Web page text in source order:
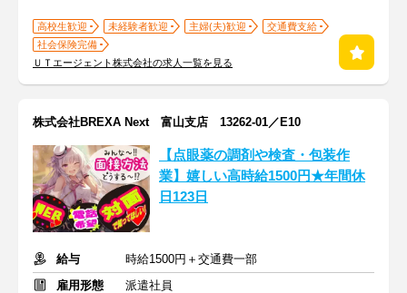
高校生歓迎 未経験者歓迎 主婦(夫)歓迎
交通費支給
社会保険完備
ＵＴエージェント株式会社の求人一覧を見る
株式会社BREXA Next 富山支店 13262-01／E10
【点眼薬の調剤や検査・包装作
業】嬉しい高時給1500円★年間休
日123日
給与
時給1500円＋交通費一部
雇用形態
派遣社員